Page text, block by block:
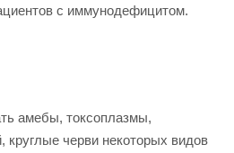
с иммунодефицитом.
амебы, токсоплазмы,
черви некоторых видов